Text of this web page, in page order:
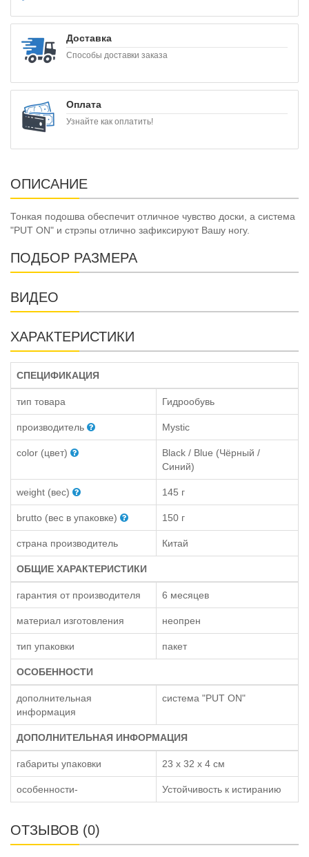
Доставка
Способы доставки заказа
Оплата
Узнайте как оплатить!
ОПИСАНИЕ
Тонкая подошва обеспечит отличное чувство доски, а система
"PUT ON" и стрэпы отлично зафиксируют Вашу ногу.
ПОДБОР РАЗМЕРА
ВИДЕО
ХАРАКТЕРИСТИКИ
СПЕЦИФИКАЦИЯ
тип товара Гидрообувь
производитель Mystic
color (цвет)
Black / Blue (Чёрный /
Синий)
weight (вес) 145 г
brutto (вес в упаковке) 150 г
страна производитель Китай
ОБЩИЕ ХАРАКТЕРИСТИКИ
гарантия от производителя 6 месяцев
материал изготовления неопрен
тип упаковки пакет
ОСОБЕННОСТИ
дополнительная
информация
система "PUT ON"
ДОПОЛНИТЕЛЬНАЯ ИНФОРМАЦИЯ
габариты упаковки 23 x 32 x 4 см
особенности- Устойчивость к истиранию
ОТЗЫВОВ (0)